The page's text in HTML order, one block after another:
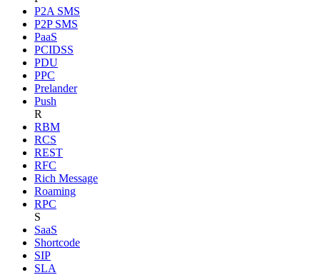
P2A SMS
P2P SMS
PaaS
PCIDSS
PDU
PPC
Prelander
Push
R
RBM
RCS
REST
RFC
Rich Message
Roaming
RPC
S
SaaS
Shortcode
SIP
SLA